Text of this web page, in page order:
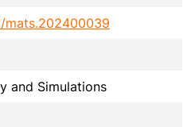
mats.202400039
and Simulations